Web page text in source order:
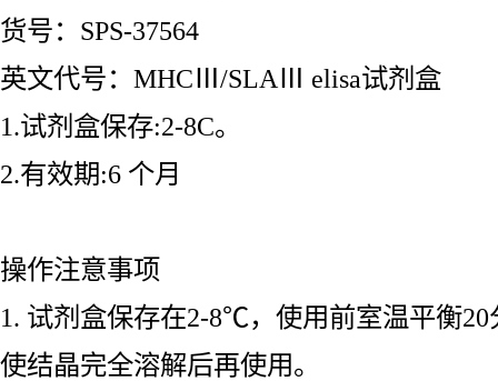
货号：SPS-37564
英文代号：MHCⅢ/SLAⅢ elisa试剂盒
1.试剂盒保存:2-8C。
2.有效期:6 个月
操作注意事项
1. 试剂盒保存在2-8℃，使用前室温平衡
使结晶完全溶解后再使用。